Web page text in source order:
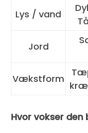
Lys / vand
Jord
Vækstform
Hvor vokser den